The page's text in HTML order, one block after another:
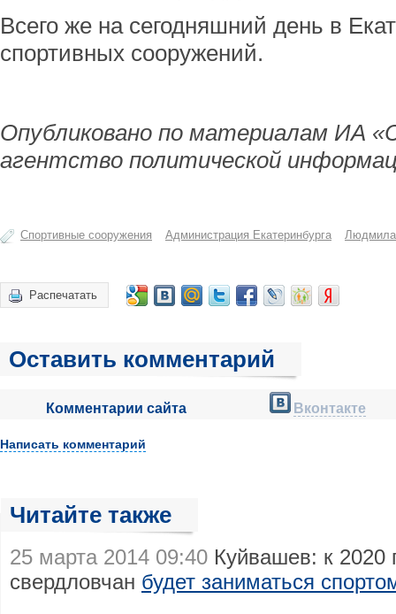
Всего же на сегодняшний день в
спортивных сооружений.
Опубликовано по материалам ИА
агентство политической
Спортивные сооружения Администрация Екатеринбурга
Распечатать
Оставить комментарий
Комментарии сайта Вконтакте
Написать комментарий
Читайте также
25 марта 2014 09:40 Куйвашев: к 2020
свердловчан будет заниматься